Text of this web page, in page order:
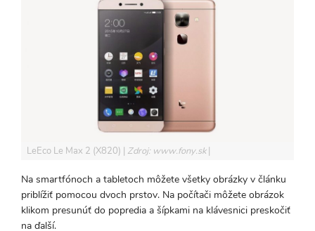
LeEco Le Max 2 (X820) Zdroj: www.fony.sk
Na smartfónoch a tabletoch môžete všetky obrázky v článku
priblížiť pomocou dvoch prstov. Na počítači môžete obrázok
klikom presunúť do popredia a šípkami na klávesnici preskočiť
na ďalší.